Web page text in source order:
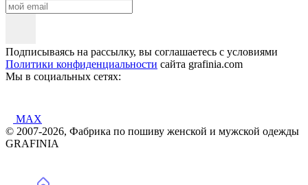
Подписываясь на рассылку, вы соглашаетесь с условиями
Политики конфиденциальности сайта grafinia.com
Мы в социальных сетях:
MAX
© 2007-2026, Фабрика по пошиву женской и мужской одежды
GRAFINIA